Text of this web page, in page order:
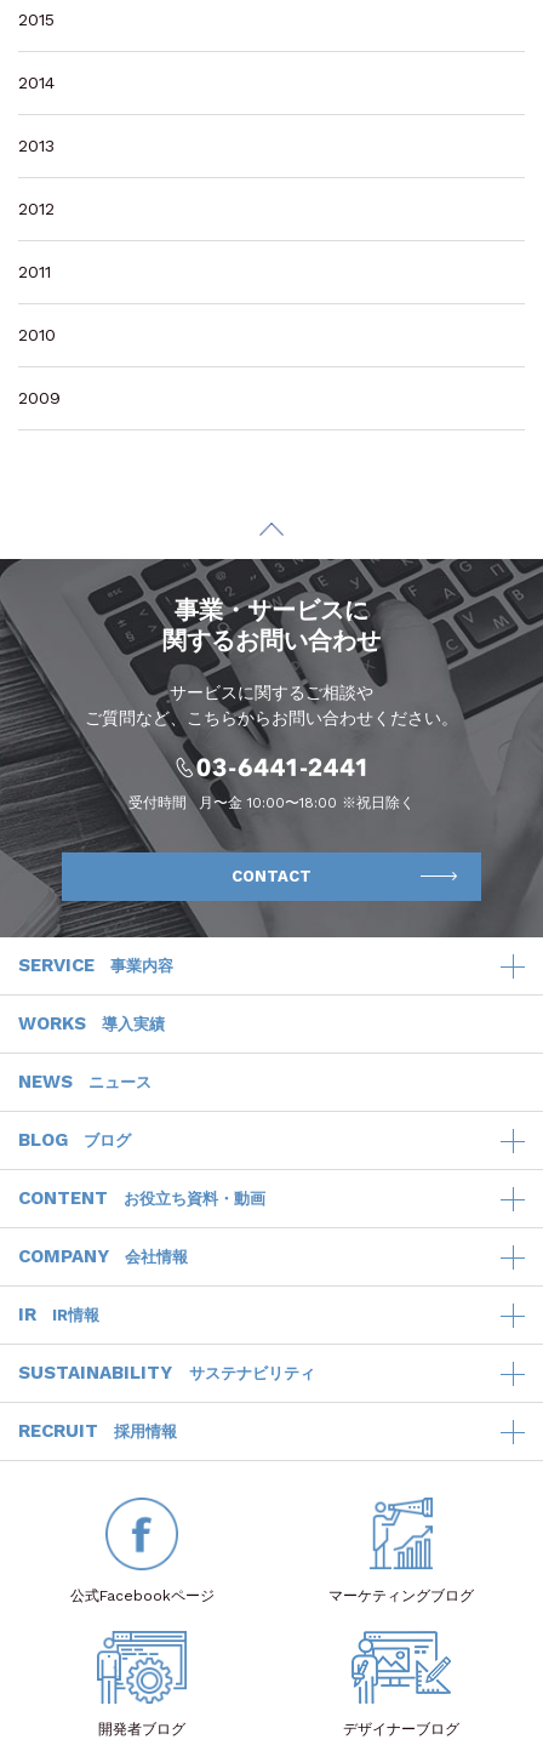
2015
2014
2013
2012
2011
2010
2009
事業・サービスに
関するお問い合わせ
サービスに関するご相談や
ご質問など、こちらからお問い合わせください。
受付時間 月〜金 10:00〜18:00 ※祝日除く
CONTACT
SERVICE 事業内容
WORKS 導入実績
NEWS ニュース
BLOG ブログ
CONTENT お役立ち資料・動画
COMPANY 会社情報
IR IR情報
SUSTAINABILITY サステナビリティ
RECRUIT 採用情報
公式Facebookページ マーケティングブログ
開発者ブログ デザイナーブログ